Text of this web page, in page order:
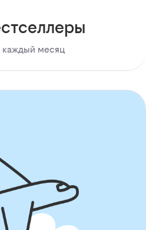
каждый месяц